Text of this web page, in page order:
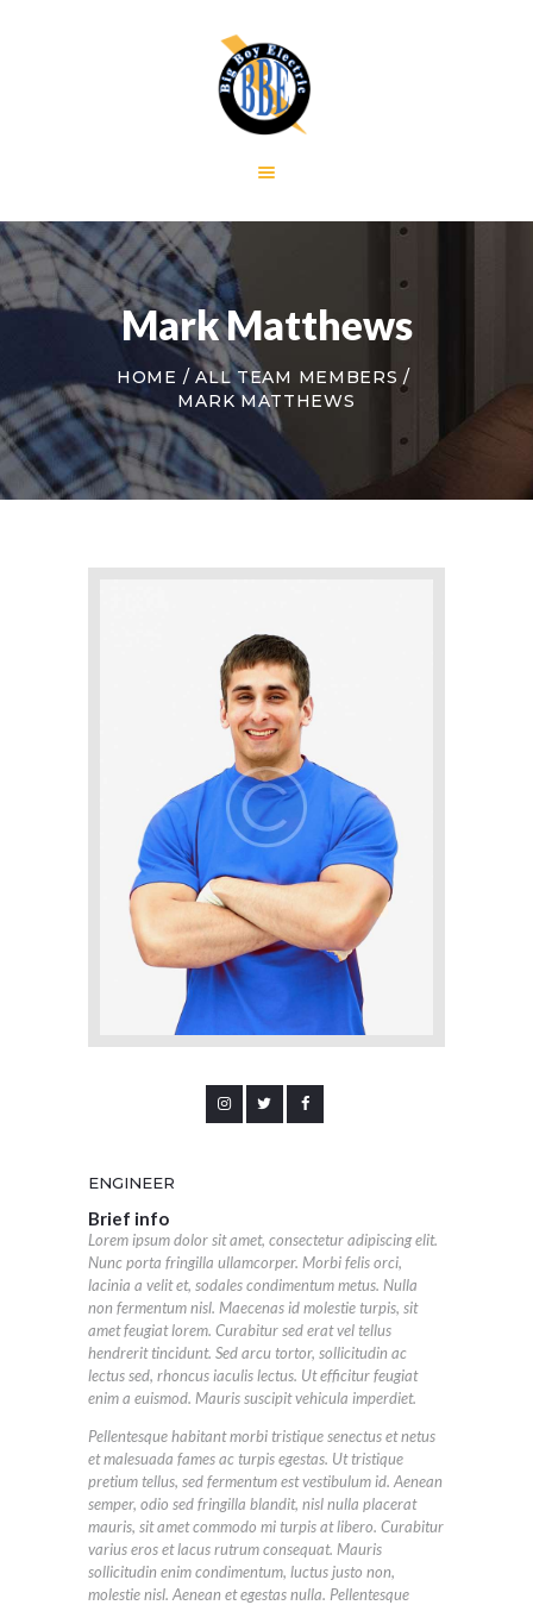
Mark Matthews
HOME
ALL TEAM MEMBERS
MARK MATTHEWS
RESIDENTIAL
COMMERCIAL
CONTACT US
ENGINEER
Brief info
Lorem ipsum dolor sit amet, consectetur adipiscing elit.
Nunc porta fringilla ullamcorper. Morbi felis orci,
lacinia a velit et, sodales condimentum metus. Nulla
non fermentum nisl. Maecenas id molestie turpis, sit
amet feugiat lorem. Curabitur sed erat vel tellus
hendrerit tincidunt. Sed arcu tortor, sollicitudin ac
lectus sed, rhoncus iaculis lectus. Ut efficitur feugiat
enim a euismod. Mauris suscipit vehicula imperdiet.
Pellentesque habitant morbi tristique senectus et netus
et malesuada fames ac turpis egestas. Ut tristique
pretium tellus, sed fermentum est vestibulum id. Aenean
semper, odio sed fringilla blandit, nisl nulla placerat
mauris, sit amet commodo mi turpis at libero. Curabitur
varius eros et lacus rutrum consequat. Mauris
sollicitudin enim condimentum, luctus justo non,
molestie nisl. Aenean et egestas nulla. Pellentesque